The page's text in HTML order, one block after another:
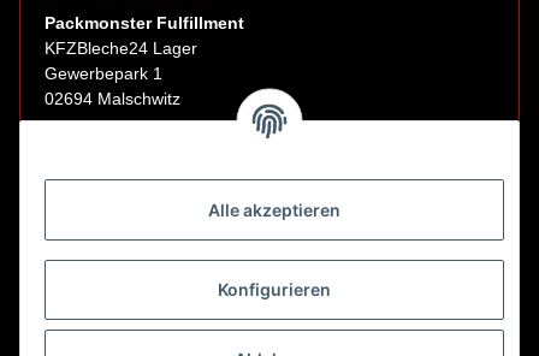
Alle akzeptieren
Konfigurieren
Packmonster Fulfillment
KFZBleche24 Lager
Gewerbepark 1
02694 Malschwitz
Abholungen nur nach Terminvereinbarung.
E-Mail:sales@kfzbleche24.de
Vertrag widerrufen